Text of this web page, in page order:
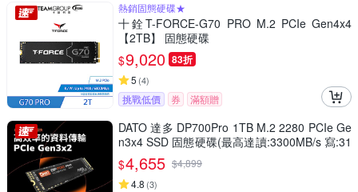
熱銷固態硬碟★
十銓T-FORCE-G70 PRO M.2 PCIe Gen4x4
【2TB】 固態硬碟
$9,020 83折
5 (4)
挑戰低價 券 滿額贈
DATO 達多 DP700Pro 1TB M.2 2280 PCIe Ge
n3x4 SSD 固態硬碟(最高達讀:3300MB/s 寫:31
00MB/s)
$4,655 $4,899
4.8 (3)